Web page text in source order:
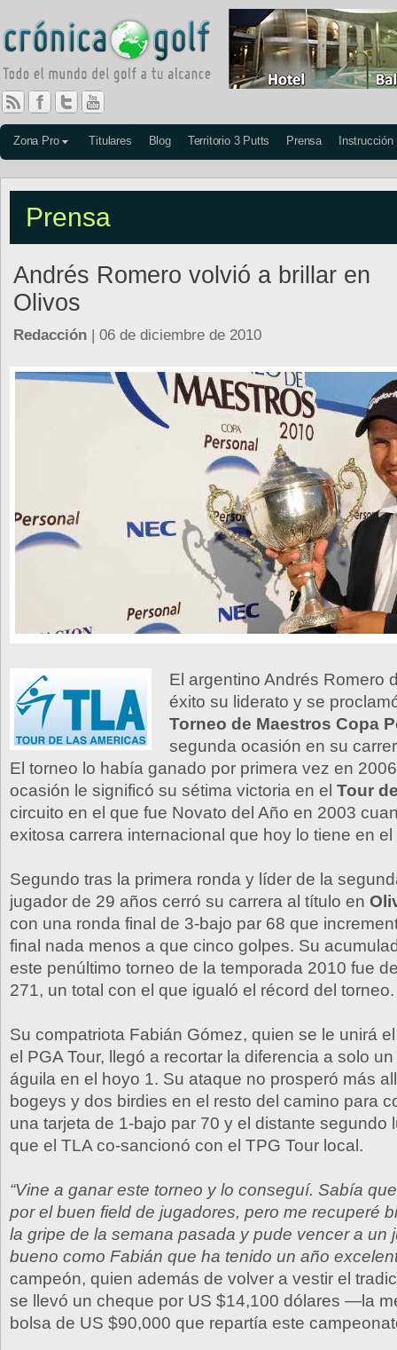
Zona Pro Titulares Blog Territorio 3 Putts Prensa Instrucción
Prensa
Andrés Romero volvió a brillar en
Olivos
Redacción | 06 de diciembre de 2010
El argentino Andrés Romero
éxito su liderato y se
Torneo de Maestros Copa
segunda ocasión en su
El torneo lo había ganado por primera vez en
ocasión le significó su sétima victoria en el Tour
circuito en el que fue Novato del Año en 2003
exitosa carrera internacional que hoy lo tiene en el
Segundo tras la primera ronda y líder de la
jugador de 29 años cerró su carrera al título en
con una ronda final de 3-bajo par 68 que
final nada menos a que cinco golpes. Su
este penúltimo torneo de la temporada 2010 fue
271, un total con el que igualó el récord del torneo.
Su compatriota Fabián Gómez, quien se le unirá
el PGA Tour, llegó a recortar la diferencia a solo
águila en el hoyo 1. Su ataque no prosperó más
bogeys y dos birdies en el resto del camino para
una tarjeta de 1-bajo par 70 y el distante segundo
que el TLA co-sancionó con el TPG Tour local.
“Vine a ganar este torneo y lo conseguí. Sabía
por el buen field de jugadores, pero me recuperé
la gripe de la semana pasada y pude vencer a un
bueno como Fabián que ha tenido un año
campeón, quien además de volver a vestir el
se llevó un cheque por US $14,100 dólares —la
bolsa de US $90,000 que repartía este